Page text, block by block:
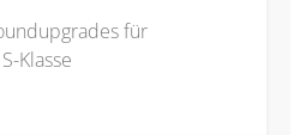
für
Klasse